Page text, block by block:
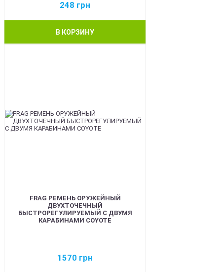
248 грн
В КОРЗИНУ
FRAG РЕМЕНЬ ОРУЖЕЙНЫЙ
ДВУХТОЧЕЧНЫЙ
БЫСТРОРЕГУЛИРУЕМЫЙ С ДВУМЯ
КАРАБИНАМИ COYOTE
1570 грн